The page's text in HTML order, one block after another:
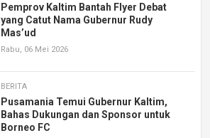
Pemprov Kaltim Bantah Flyer Debat
yang Catut Nama Gubernur Rudy
Mas’ud
Rabu, 06 Mei 2026
BERITA
Pusamania Temui Gubernur Kaltim,
Bahas Dukungan dan Sponsor untuk
Borneo FC